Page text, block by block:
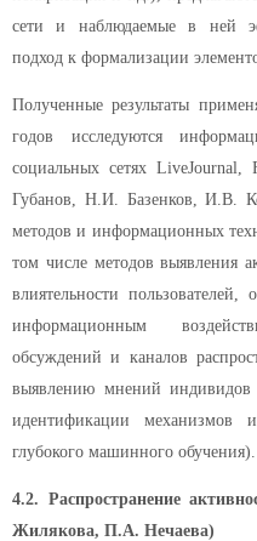
сети и наблюдаемые в ней
подход к формализации
Полученные результаты
годов исследуются
социальных сетях
Губанов, Н.И. Базенков, И.В.
методов и информационных
том числе методов выявления
влиятельности
информационным
обсуждений и каналов
выявлению мнений
идентификации механизмов
глубокого машинного обучения).
4.2. Распространение
Жилякова, П.А. Нечаева)